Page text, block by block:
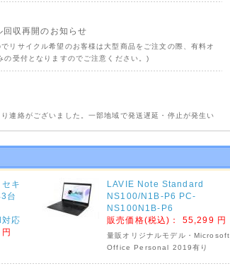
収再開のお知らせ
リサイクル希望のお客様は大型商品をご注文の際、有料オ
受付となりますのでご注意ください。)
連絡がございました。一部地域で発送遅延・停止が発生い
いて
の期間集荷・配達停止の連絡がございましたのでご注文の
日(月)終日
キ
台
応
LAVIE Note Standard
NS100/N1B-P6 PC-
NS100N1B-P6
販売価格(税込)： 55,299 円
量販オリジナルモデル・Microsoft
Office Personal 2019有り